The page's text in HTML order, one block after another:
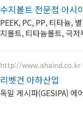
수지볼트 전문점 아시
PEEK, PC, PP, 티타늄,
지볼트, 티타늄볼트, 극
http://www.ahaind.co.kr
리벳건 아하산업
독일 게시파(GESIPA) 에